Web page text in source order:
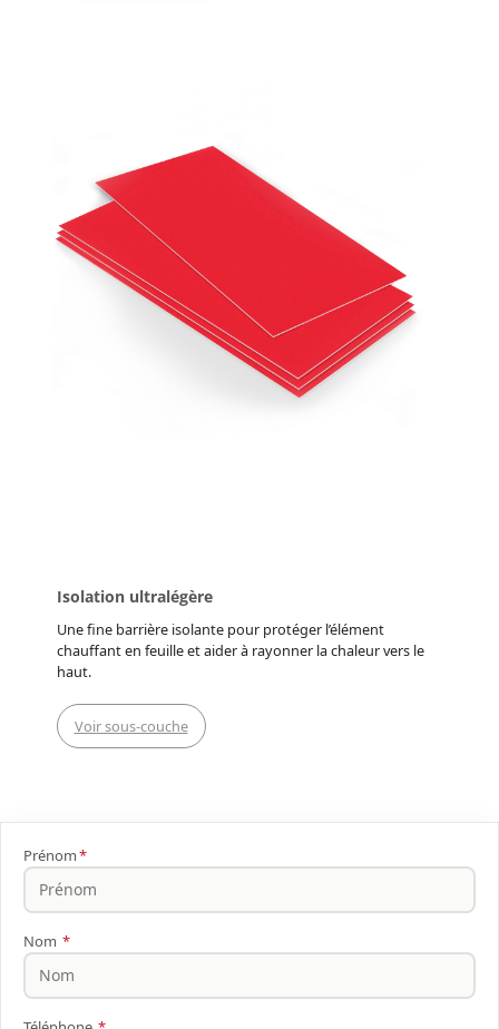
Isolation ultralégère
Une fine barrière isolante pour protéger l’élément
chauffant en feuille et aider à rayonner la chaleur vers le
haut.
Voir sous-couche
Prénom*
Nom *